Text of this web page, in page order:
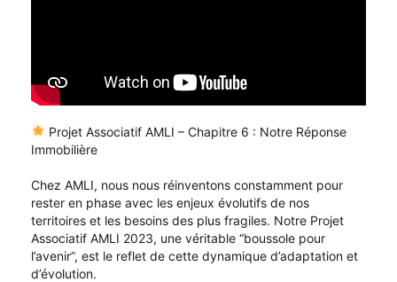
Projet Associatif AMLI – Chapitre 6 : Notre Réponse
Immobilière
Chez AMLI, nous nous réinventons constamment pour
rester en phase avec les enjeux évolutifs de nos
territoires et les besoins des plus fragiles. Notre Projet
Associatif AMLI 2023, une véritable “boussole pour
l’avenir”, est le reflet de cette dynamique d’adaptation et
d’évolution.